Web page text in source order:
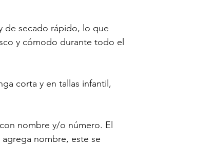
de secado rápido, lo que
y cómodo durante todo el
corta y en tallas infantil,
nombre y/o número. El
nombre, este se